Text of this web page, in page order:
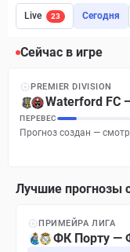
Live 23 Сегодня
Сейчас в игре
PREMIER DIVISION
Waterford FC
ПЕРЕВЕС
Прогноз создан —
Лучшие прогнозы
ПРИМЕЙРА ЛИГА
ФК Порту —